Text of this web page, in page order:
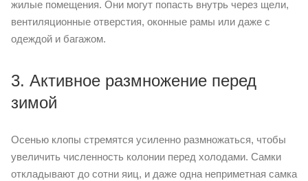
жилые помещения. Они могут попасть внутрь через щели,
вентиляционные отверстия, оконные рамы или даже с
одеждой и багажом.
3. Активное размножение перед
зимой
Осенью клопы стремятся усиленно размножаться, чтобы
увеличить численность колонии перед холодами. Самки
откладывают до сотни яиц, и даже одна неприметная самка